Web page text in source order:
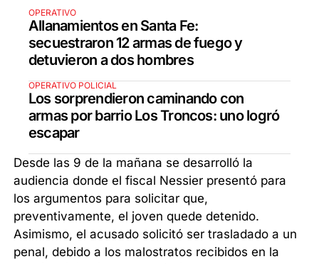
OPERATIVO
Allanamientos en Santa Fe:
secuestraron 12 armas de fuego y
detuvieron a dos hombres
OPERATIVO POLICIAL
Los sorprendieron caminando con
armas por barrio Los Troncos: uno logró
escapar
Desde las 9 de la mañana se desarrolló la
audiencia donde el fiscal Nessier presentó para
los argumentos para solicitar que,
preventivamente, el joven quede detenido.
Asimismo, el acusado solicitó ser trasladado a un
penal, debido a los malostratos recibidos en la